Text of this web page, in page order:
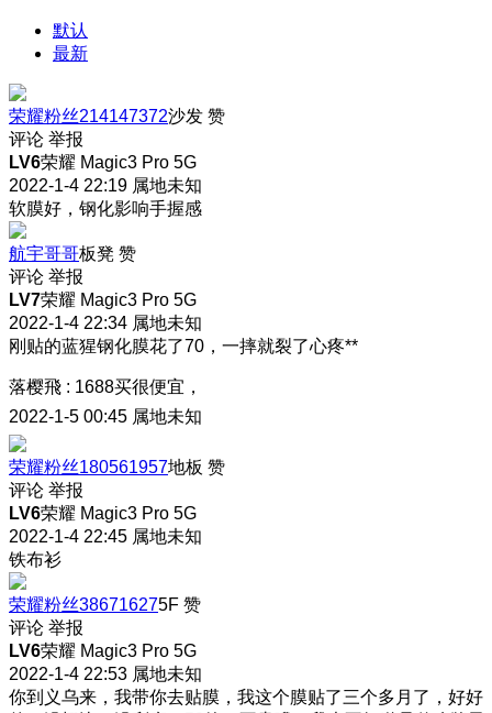
默认
最新
荣耀粉丝214147372沙发 赞
评论 举报
LV6荣耀 Magic3 Pro 5G
2022-1-4 22:19 属地未知
软膜好，钢化影响手握感
航宇哥哥板凳 赞
评论 举报
LV7荣耀 Magic3 Pro 5G
2022-1-4 22:34 属地未知
刚贴的蓝猩钢化膜花了70，一摔就裂了心疼**
落樱飛 : 1688买很便宜，
2022-1-5 00:45 属地未知
荣耀粉丝180561957地板 赞
评论 举报
LV6荣耀 Magic3 Pro 5G
2022-1-4 22:45 属地未知
铁布衫
荣耀粉丝386716275F 赞
评论 举报
LV6荣耀 Magic3 Pro 5G
2022-1-4 22:53 属地未知
你到义乌来，我带你去贴膜，我这个膜贴了三个多月了，好好